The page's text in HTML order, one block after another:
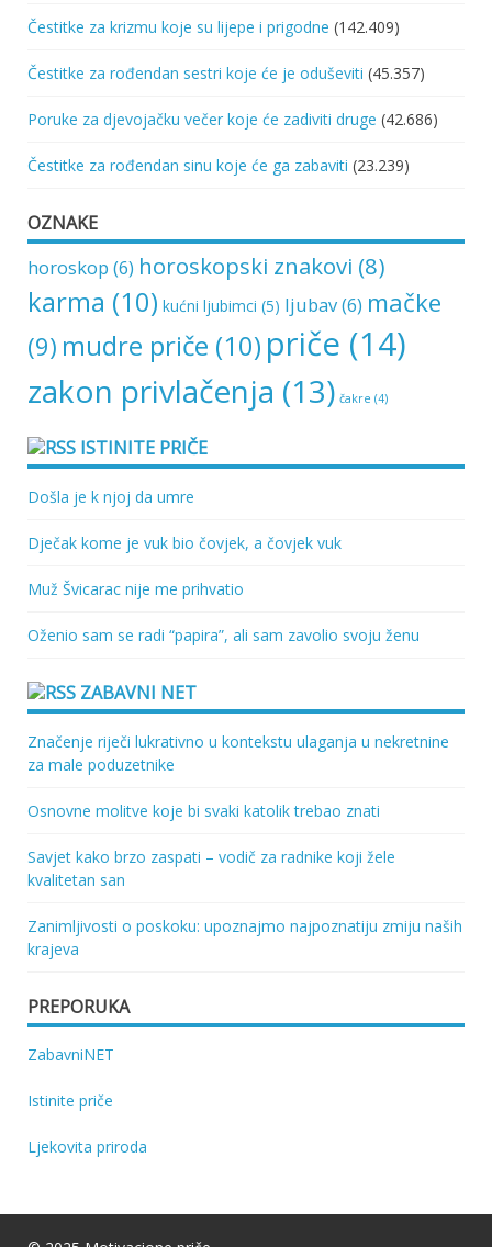
Čestitke za krizmu koje su lijepe i prigodne (142.409)
Čestitke za rođendan sestri koje će je oduševiti (45.357)
Poruke za djevojačku večer koje će zadiviti druge (42.686)
Čestitke za rođendan sinu koje će ga zabaviti (23.239)
OZNAKE
horoskop (6) horoskopski znakovi (8)
karma (10) kućni ljubimci (5) ljubav(6) mačke
(9) mudre priče (10) priče (14)
zakon privlačenja (13) čakre (4)
ISTINITE PRIČE
Došla je k njoj da umre
Dječak kome je vuk bio čovjek, a čovjek vuk
Muž Švicarac nije me prihvatio
Oženio sam se radi “papira”, ali sam zavolio svoju ženu
ZABAVNI NET
Značenje riječi lukrativno u kontekstu ulaganja u nekretnine
za male poduzetnike
Osnovne molitve koje bi svaki katolik trebao znati
Savjet kako brzo zaspati – vodič za radnike koji žele
kvalitetan san
Zanimljivosti o poskoku: upoznajmo najpoznatiju zmiju naših
krajeva
PREPORUKA
ZabavniNET
Istinite priče
Ljekovita priroda